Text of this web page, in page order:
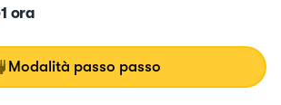
1 ora
Modalità passo passo